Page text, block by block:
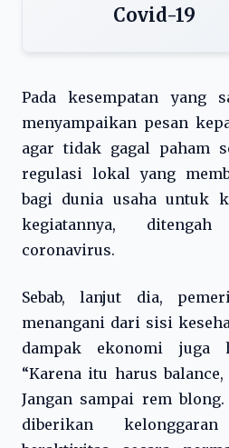
Covid-19
Pada kesempatan yang
menyampaikan pesan
agar tidak gagal paham
regulasi lokal yang
bagi dunia usaha untuk
kegiatannya,
coronavirus.
Sebab, lanjut dia,
menangani dari sisi
dampak ekonomi juga
“Karena itu harus
Jangan sampai rem
diberikan